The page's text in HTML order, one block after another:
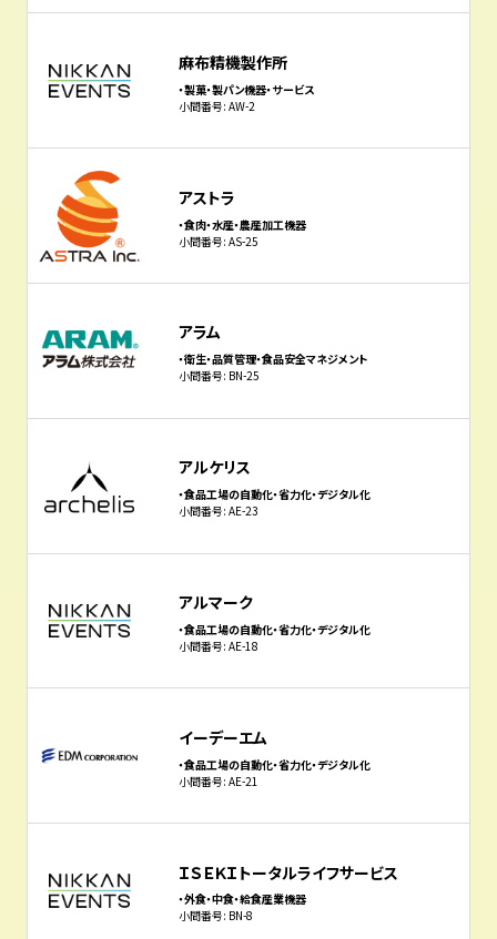
麻布精機製作所
・製菓・製パン機器・サービス
小間番号: AW-2
アストラ
・食肉・水産・農産加工機器
小間番号: AS-25
アラム
・衛生・品質管理・食品安全マネジメント
小間番号: BN-25
アルケリス
・食品工場の自動化・省力化・デジタル化
小間番号: AE-23
アルマーク
・食品工場の自動化・省力化・デジタル化
小間番号: AE-18
イーデーエム
・食品工場の自動化・省力化・デジタル化
小間番号: AE-21
ＩＳＥＫＩトータルライフサービス
・外食・中食・給食産業機器
小間番号: BN-8